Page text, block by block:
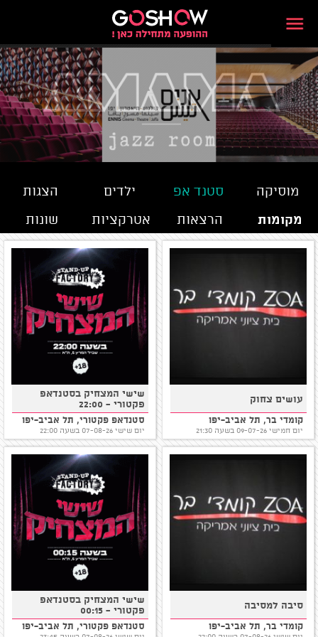
מוסיקה סטנד אפ ילדים
הצגות
הרצאות
אטרקציות שונות מקומות
עושים צחוק
קומדי בר, תל אביב-יפו
יום חמישי 09-07-26 בשעה 21:30
שישי המצחיק בסטנדאפ
פקטורי - 22:00
סטנדאפ פקטורי, תל אביב-יפו
יום שישי 07-08-26 בשעה 22:00
סיבה למסיבה
קומדי בר, תל אביב-יפו
שישי המצחיק בסטנדאפ
פקטורי - 00:15
סטנדאפ פקטורי, תל אביב-יפו